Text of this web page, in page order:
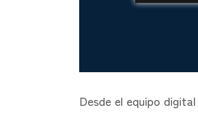
Desde el equipo